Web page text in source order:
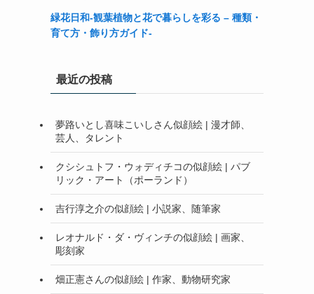
緑花日和-観葉植物と花で暮らしを彩る – 種類・
育て方・飾り方ガイド-
最近の投稿
夢路いとし喜味こいしさん似顔絵 | 漫才師、
芸人、タレント
クシシュトフ・ウォディチコの似顔絵 | パブ
リック・アート（ポーランド）
吉行淳之介の似顔絵 | 小説家、随筆家
レオナルド・ダ・ヴィンチの似顔絵 | 画家、
彫刻家
畑正憲さんの似顔絵 | 作家、動物研究家